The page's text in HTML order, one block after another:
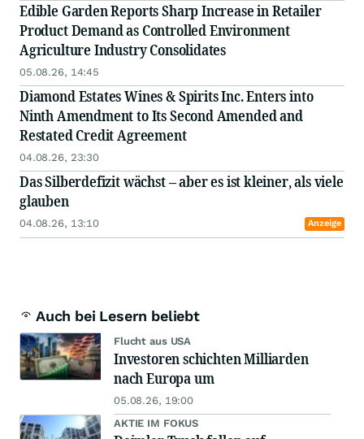
Edible Garden Reports Sharp Increase in Retailer
Product Demand as Controlled Environment
Agriculture Industry Consolidates
05.08.26, 14:45
Diamond Estates Wines & Spirits Inc. Enters into
Ninth Amendment to Its Second Amended and
Restated Credit Agreement
04.08.26, 23:30
Das Silberdefizit wächst – aber es ist kleiner, als viele
glauben
04.08.26, 13:10 Anzeige
Auch bei Lesern beliebt
Flucht aus USA
Investoren schichten Milliarden
nach Europa um
05.08.26, 19:00
AKTIE IM FOKUS